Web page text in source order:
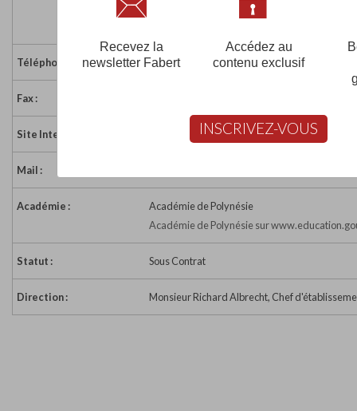
98741 LES MARQUISES
Téléphone : (689) 917 005
Fax :
Site Internet : http://www.ddec.pf/cesa
Mail :
Académie :
Académie de Polynésie
Académie de Polynésie sur
Statut : Sous Contrat
Direction : Monsieur Richard Albrecht, Chef
Recevez la
newsletter Fabert
Accédez au
contenu exclusif
INSCRIVEZ-VOUS